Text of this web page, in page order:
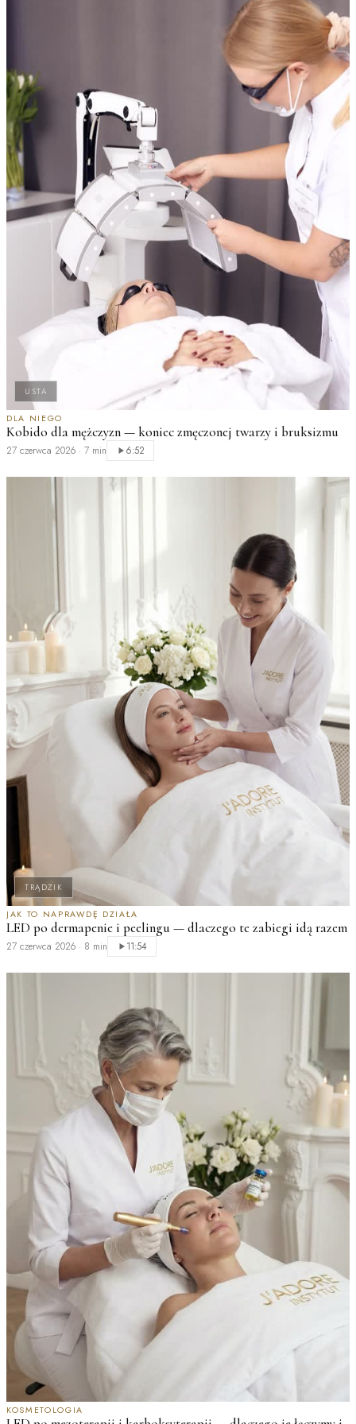
USTA
DLA NIEGO
Kobido dla mężczyzn — koniec zmęczonej twarzy i bruksizmu
27 czerwca 2026 · 7 min 6:52
TRĄDZIK
JAK TO NAPRAWDĘ DZIAŁA
LED po dermapenie i peelingu — dlaczego te zabiegi idą razem
27 czerwca 2026 · 8 min 11:54
KOSMETOLOGIA